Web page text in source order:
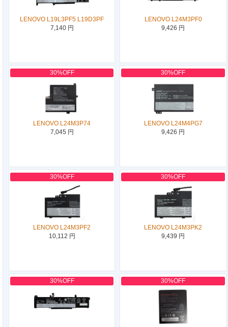
LENOVO L19L3PF5 L19D3PF
7,140 円
LENOVO L24M3PF0
9,426 円
30%OFF
LENOVO L24M3P74
7,045 円
30%OFF
LENOVO L24M4PG7
9,426 円
30%OFF
LENOVO L24M3PF2
10,112 円
30%OFF
LENOVO L24M3PK2
9,439 円
30%OFF 30%OFF